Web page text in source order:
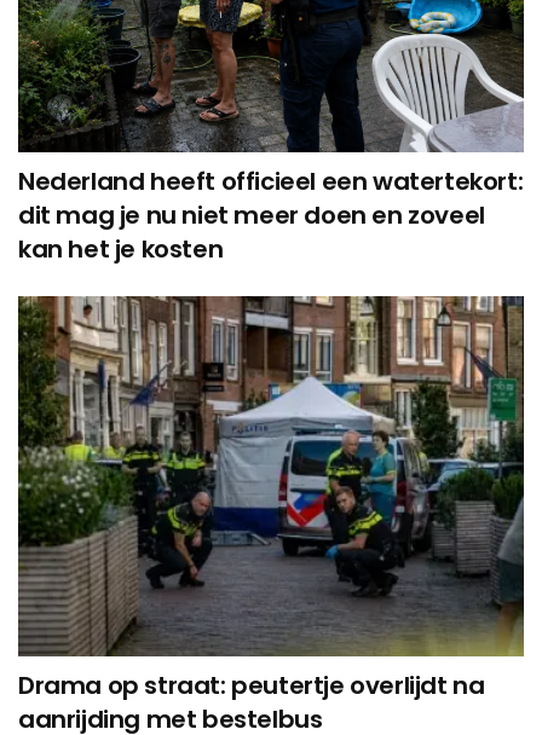
Nederland heeft officieel een watertekort:
dit mag je nu niet meer doen en zoveel
kan het je kosten
Drama op straat: peutertje overlijdt na
aanrijding met bestelbus